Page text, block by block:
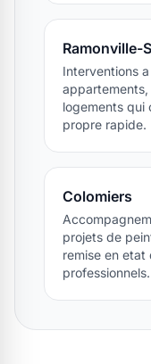
Ramonville-
Interventions
logements qui
propre rapide.
Colomiers
projets de
remise en etat
professionnels.